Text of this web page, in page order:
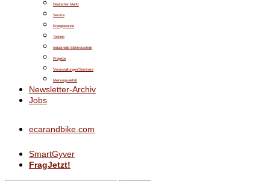
Deutscher Markt
Service
Energiewende
Technik
Industrielle Elektrotechnik
Projekte
Veranstaltungen/Seminare
Meinungsvielfalt
Newsletter-Archiv
Jobs
ecarandbike.com
SmartGyver
FragJetzt!